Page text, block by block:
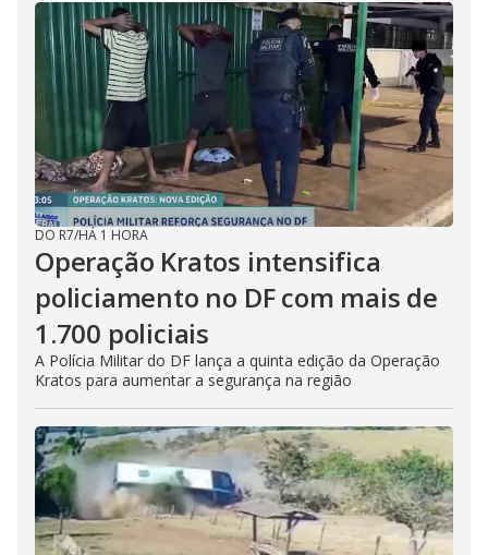
DO R7/HÁ 1 HORA
Operação Kratos intensifica
policiamento no DF com mais de
1.700 policiais
A Polícia Militar do DF lança a quinta edição da Operação
Kratos para aumentar a segurança na região